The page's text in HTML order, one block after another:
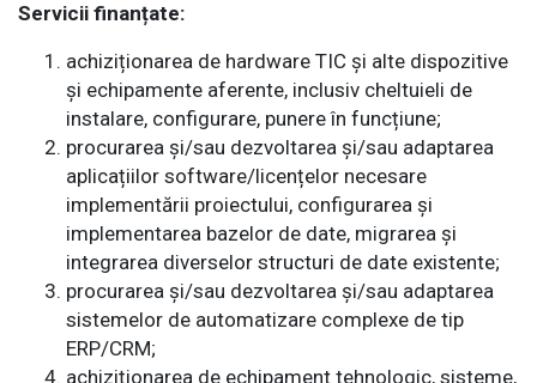
Servicii finanțate:
achiziționarea de hardware TIC și alte dispozitive
și echipamente aferente, inclusiv cheltuieli de
instalare, configurare, punere în funcțiune;
procurarea și/sau dezvoltarea și/sau adaptarea
aplicațiilor software/licențelor necesare
implementării proiectului, configurarea și
implementarea bazelor de date, migrarea și
integrarea diverselor structuri de date existente;
procurarea și/sau dezvoltarea și/sau adaptarea
sistemelor de automatizare complexe de tip
ERP/CRM;
achiziționarea de echipament tehnologic, sisteme,